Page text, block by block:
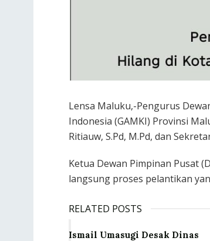
Lensa Maluku,-Pengurus
Indonesia (GAMKI) Provinsi
Ritiauw, S.Pd, M.Pd, dan
Ketua Dewan Pimpinan Pusat
langsung proses pelantikan
RELATED POSTS
Ismail Umasugi Desak Dinas